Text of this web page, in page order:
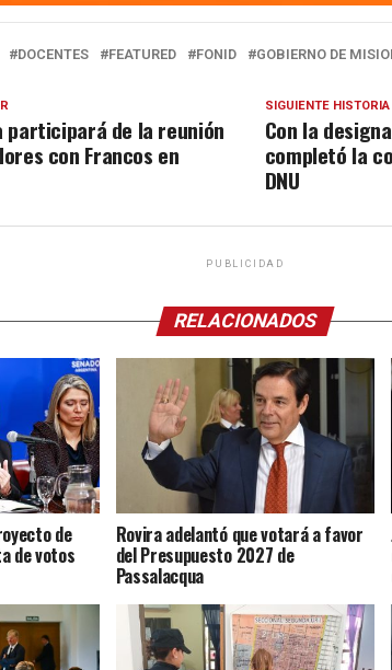
DOCENTES FEATURED FONID GOBIERNO DE
SIGUIENTE HISTORIA
Con la
completó la
DNU
participará de la reunión
con Francos en
PUBLICIDAD
RELACIONADOS
de
de votos
Rovira adelantó que votará a favor
del Presupuesto 2027 de
Passalacqua